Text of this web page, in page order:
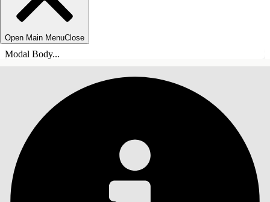
Open Main MenuClose
Modal Body...
目录